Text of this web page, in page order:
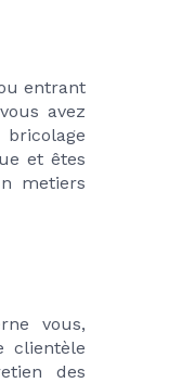
entrant
avez
et êtes
metiers
vous,
clientèle
des